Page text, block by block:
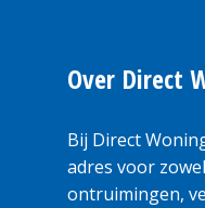
Over Direct
Bij Direct
adres voor
ontruimingen,